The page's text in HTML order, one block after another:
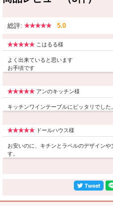
総評: 5.0
こはるる様
よく出来ていると思います
お手頃です
アンのキッチン様
キッチンワインテーブルにピッタリでした。
ドールハウス様
お安いのに、キチンとラベルのデザイン
す。